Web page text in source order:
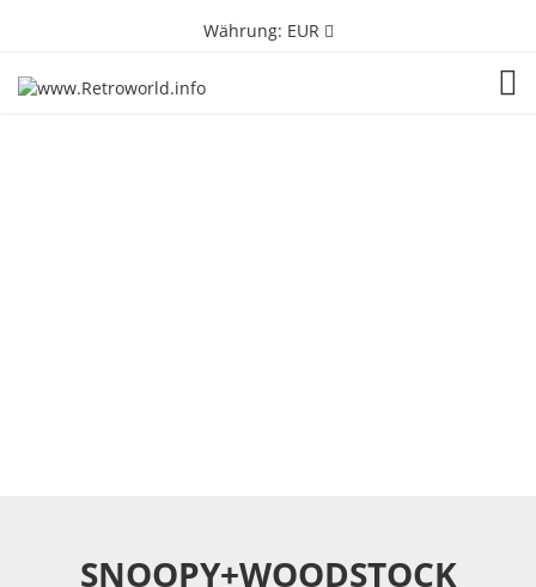
Währung: EUR
SNOOPY+WOODSTOCK